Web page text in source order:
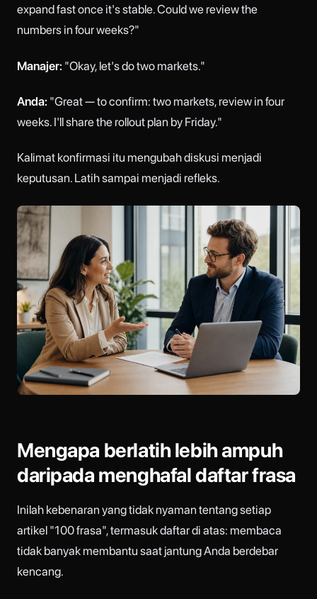
expand fast once it's stable. Could we review the
numbers in four weeks?"
Manajer: "Okay, let's do two markets."
Anda: "Great — to confirm: two markets, review in four
weeks. I'll share the rollout plan by Friday."
Kalimat konfirmasi itu mengubah diskusi menjadi
keputusan. Latih sampai menjadi refleks.
Mengapa berlatih lebih ampuh
daripada menghafal daftar frasa
Inilah kebenaran yang tidak nyaman tentang setiap
artikel "100 frasa", termasuk daftar di atas: membaca
tidak banyak membantu saat jantung Anda berdebar
kencang.